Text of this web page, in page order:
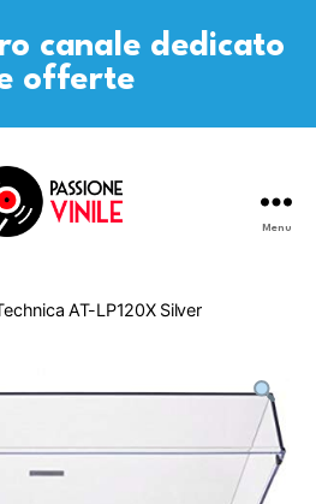
canale dedicato
offerte
Menu
AT-LP120X Silver